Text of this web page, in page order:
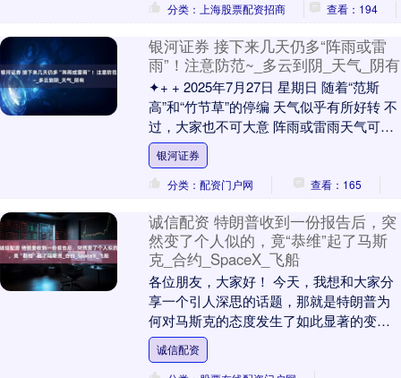
分类：上海股票配资招商
查看：194
银河证券 接下来几天仍多“阵雨或雷
雨”！注意防范~_多云到阴_天气_阴有
✦+ + 2025年7月27日 星期日 随着“范斯
高”和“竹节草”的停编 天气似乎有所好转 不
过，大家也不可大意 阵雨或雷雨天气可不
会停~ 温润之州 天气趋势 ....
银河证券
分类：配资门户网
查看：165
诚信配资 特朗普收到一份报告后，突
然变了个人似的，竟“恭维”起了马斯
克_合约_SpaceX_飞船
各位朋友，大家好！ 今天，我想和大家分
享一个引人深思的话题，那就是特朗普为
何对马斯克的态度发生了如此显著的变
迁。事情的起点可以追溯到7月24日，那
天，特朗普在自....
诚信配资